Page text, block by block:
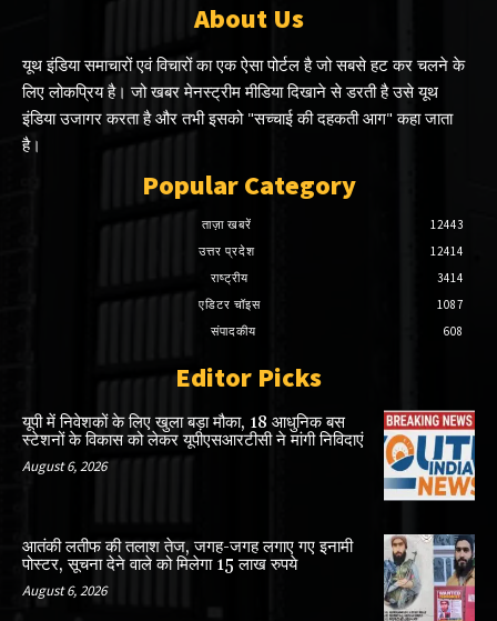
About Us
यूथ इंडिया समाचारों एवं विचारों का एक ऐसा पोर्टल है जो सबसे हट कर चलने के
लिए लोकप्रिय है। जो खबर मेनस्ट्रीम मीडिया दिखाने से डरती है उसे यूथ
इंडिया उजागर करता है और तभी इसको "सच्चाई की दहकती आग" कहा जाता
है।
Popular Category
ताज़ा खबरें
12443
उत्तर प्रदेश
12414
राष्ट्रीय
3414
एडिटर चॉइस
1087
संपादकीय
608
Editor Picks
यूपी में निवेशकों के लिए खुला बड़ा मौका, 18 आधुनिक बस
स्टेशनों के विकास को लेकर यूपीएसआरटीसी ने मांगी निविदाएं
August 6, 2026
आतंकी लतीफ की तलाश तेज, जगह-जगह लगाए गए इनामी
पोस्‍टर, सूचना देने वाले को मिलेगा 15 लाख रुपये
August 6, 2026